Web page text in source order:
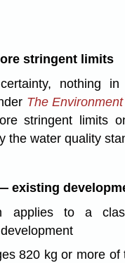
stringent limits
nothing
The
stringent limits
the water quality
existing
applies to a
820 kg or more